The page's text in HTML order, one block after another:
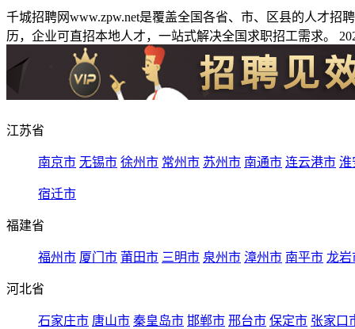
千城招聘网www.zpw.net是覆盖全国各省、市、区县的人才
历，企业可直招本地人才，一站式解决全国求职招工需求。
江苏省
南京市 无锡市 徐州市 常州市 苏州市 南通市 连云港市 淮
宿迁市
福建省
福州市 厦门市 莆田市 三明市 泉州市 漳州市 南平市 龙岩
河北省
石家庄市 唐山市 秦皇岛市 邯郸市 邢台市 保定市 张家口